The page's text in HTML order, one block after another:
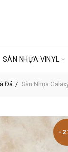
SÀN NHỰA VINYL
Đá Sàn Nhựa
-